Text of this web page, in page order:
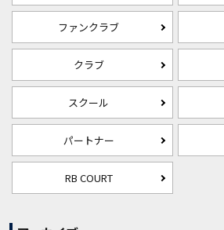
ファンクラブ
クラブ
スクール
パートナー
RB COURT